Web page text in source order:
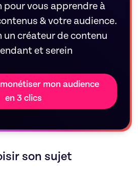
vous apprendre à
& votre audience.
un créateur de contenu
et serein
monétiser mon audience
en 3 clics
son sujet